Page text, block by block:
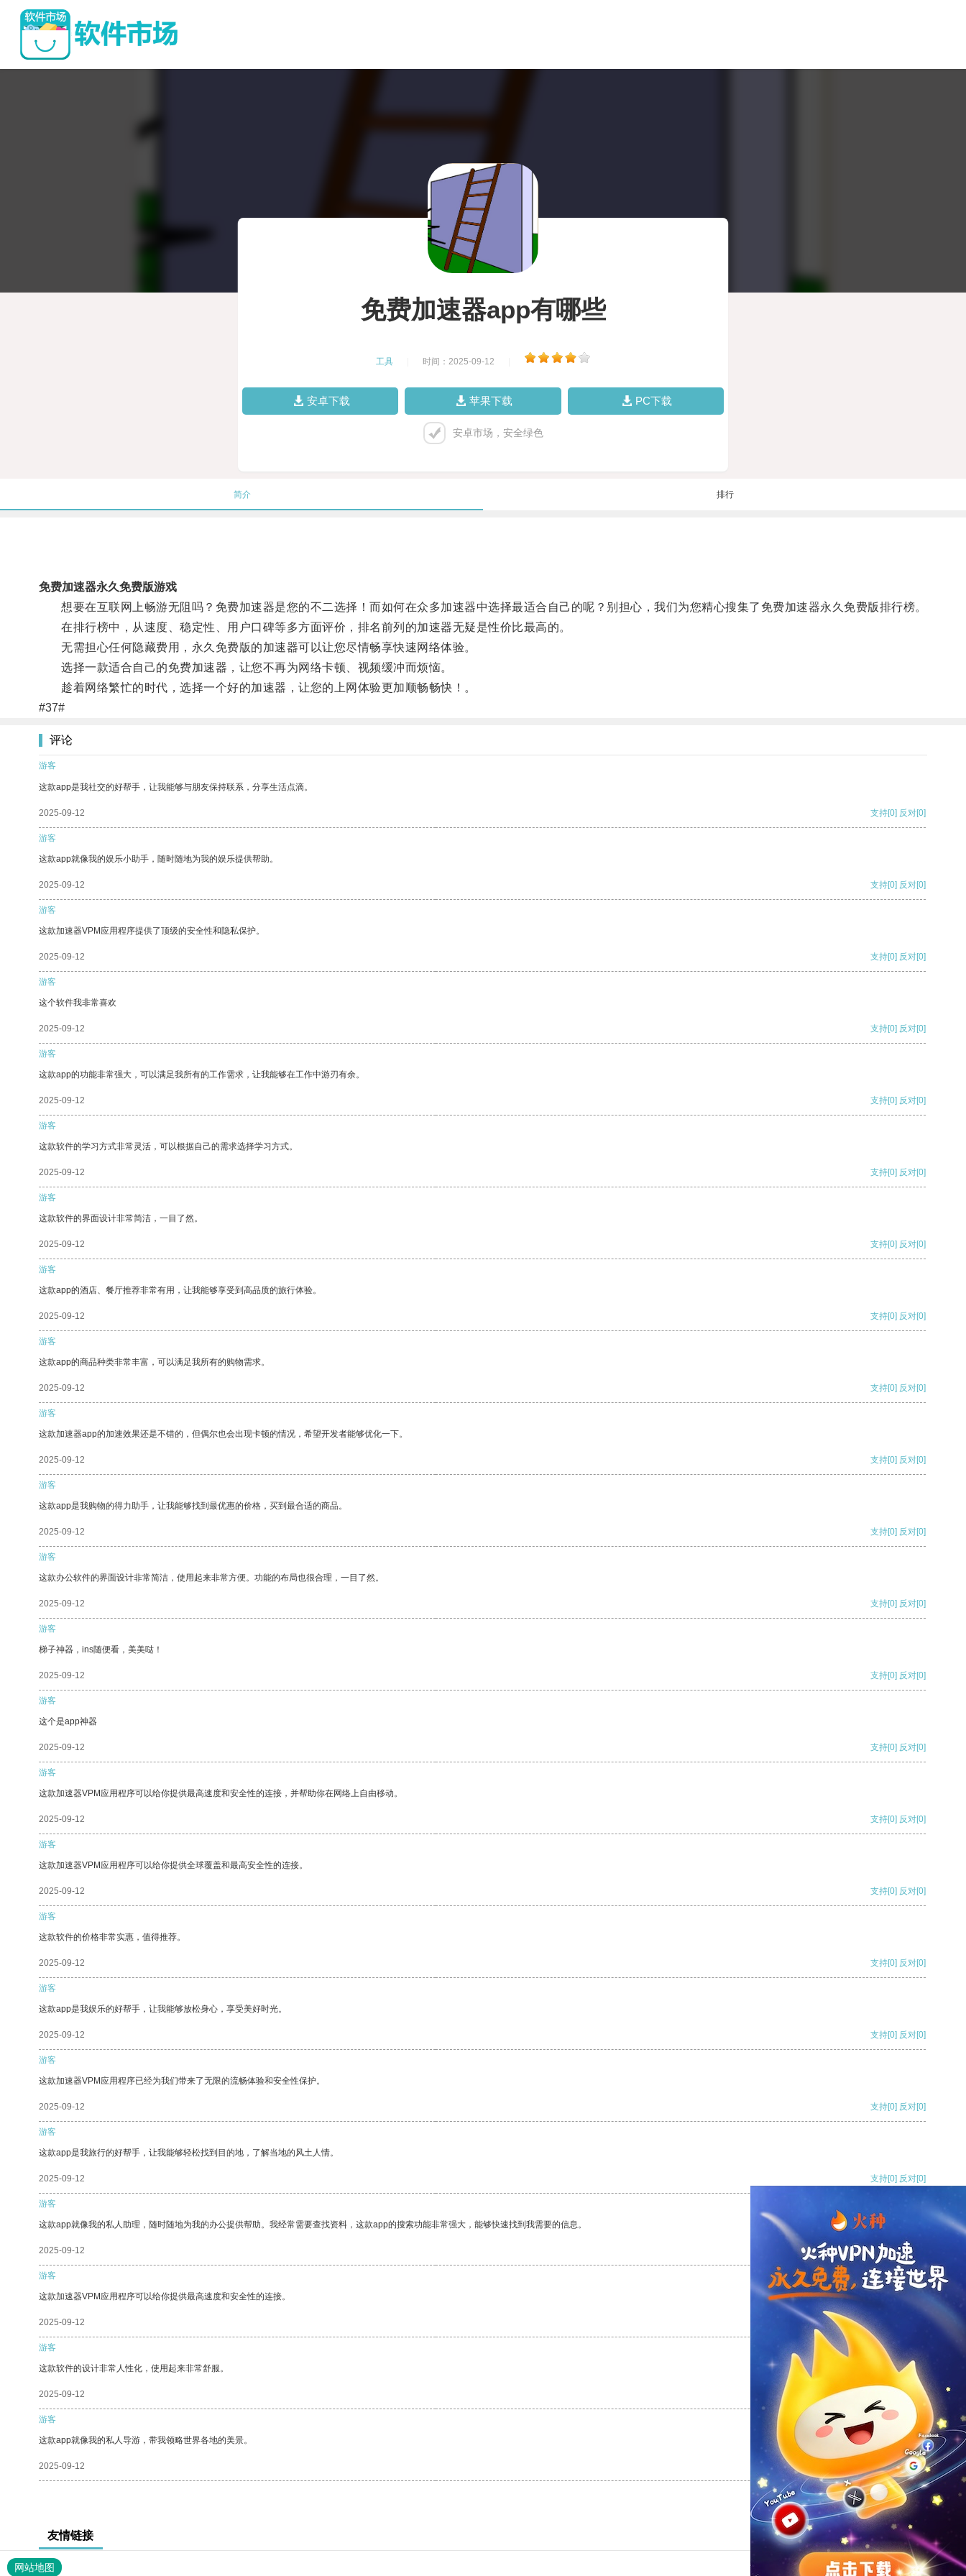
免费加速器app有哪些
工具 时间：2025-09-12
安卓下载 苹果下载 PC下载
安卓市场，安全绿色
简介 排行
免费加速器永久免费版游戏
想要在互联网上畅游无阻吗？免费加速器是您的不二选择！而如何在众多加速器中选择最适合自己的呢？别担心，我们为您精心搜集了免费加速器永久免费版排行榜。
在排行榜中，从速度、稳定性、用户口碑等多方面评价，排名前列的加速器无疑是性价比最高的。
无需担心任何隐藏费用，永久免费版的加速器可以让您尽情畅享快速网络体验。
选择一款适合自己的免费加速器，让您不再为网络卡顿、视频缓冲而烦恼。
趁着网络繁忙的时代，选择一个好的加速器，让您的上网体验更加顺畅畅快！。
#37#
评论
游客
这款app是我社交的好帮手，让我能够与朋友保持联系，分享生活点滴。
2025-09-12 支持[0] 反对[0]
游客
这款app就像我的娱乐小助手，随时随地为我的娱乐提供帮助。
2025-09-12 支持[0] 反对[0]
游客
这款加速器VPM应用程序提供了顶级的安全性和隐私保护。
2025-09-12 支持[0] 反对[0]
游客
这个软件我非常喜欢
2025-09-12 支持[0] 反对[0]
游客
这款app的功能非常强大，可以满足我所有的工作需求，让我能够在工作中游刃有余。
2025-09-12 支持[0] 反对[0]
游客
这款软件的学习方式非常灵活，可以根据自己的需求选择学习方式。
2025-09-12 支持[0] 反对[0]
游客
这款软件的界面设计非常简洁，一目了然。
2025-09-12 支持[0] 反对[0]
游客
这款app的酒店、餐厅推荐非常有用，让我能够享受到高品质的旅行体验。
2025-09-12 支持[0] 反对[0]
游客
这款app的商品种类非常丰富，可以满足我所有的购物需求。
2025-09-12 支持[0] 反对[0]
游客
这款加速器app的加速效果还是不错的，但偶尔也会出现卡顿的情况，希望开发者能够优化一下。
2025-09-12 支持[0] 反对[0]
游客
这款app是我购物的得力助手，让我能够找到最优惠的价格，买到最合适的商品。
2025-09-12 支持[0] 反对[0]
游客
这款办公软件的界面设计非常简洁，使用起来非常方便。功能的布局也很合理，一目了然。
2025-09-12 支持[0] 反对[0]
游客
梯子神器，ins随便看，美美哒！
2025-09-12 支持[0] 反对[0]
游客
这个是app神器
2025-09-12 支持[0] 反对[0]
游客
这款加速器VPM应用程序可以给你提供最高速度和安全性的连接，并帮助你在网络上自由移动。
2025-09-12 支持[0] 反对[0]
游客
这款加速器VPM应用程序可以给你提供全球覆盖和最高安全性的连接。
2025-09-12 支持[0] 反对[0]
游客
这款软件的价格非常实惠，值得推荐。
2025-09-12 支持[0] 反对[0]
游客
这款app是我娱乐的好帮手，让我能够放松身心，享受美好时光。
2025-09-12 支持[0] 反对[0]
游客
这款加速器VPM应用程序已经为我们带来了无限的流畅体验和安全性保护。
2025-09-12 支持[0] 反对[0]
游客
这款app是我旅行的好帮手，让我能够轻松找到目的地，了解当地的风土人情。
2025-09-12 支持[0] 反对[0]
游客
这款app就像我的私人助理，随时随地为我的办公提供帮助。我经常需要查找资料，这款app的搜索功能非常强大，能够快速找到我需要的信息。
2025-09-12 支持[0] 反对
游客
这款加速器VPM应用程序可以给你提供最高速度和安全性的连接。
2025-09-12 支持
游客
这款软件的设计非常人性化，使用起来非常舒服。
2025-09-12 反对 [0]
游客
这款app就像我的私人导游，带我领略世界各地的美景。
2025-09-12 支持[0] 反对[0]
友情链接
网站地图